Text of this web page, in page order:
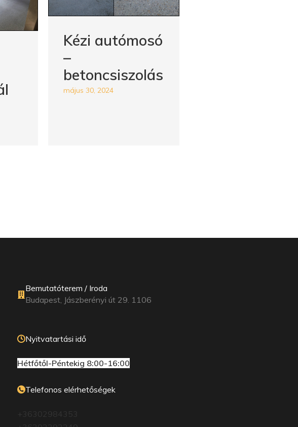
Kézi autómosó
–
betoncsiszolás
május 30, 2024
Bemutatóterem / Iroda
Budapest, Jászberényi út 29. 1106
Nyitvatartási idő
Hétfőtől-Péntekig 8:00-16:00
Telefonos elérhetőségek
+36302984353